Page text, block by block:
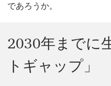
であろうか。
2030年までに
トギャップ」